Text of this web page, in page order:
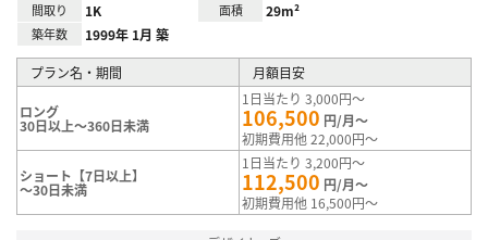
間取り 1K 面積 29m²
築年数 1999年 1月 築
プラン名・期間 月額目安
ロング
30日以上～360日未満
1日当たり 3,000円～
106,500 円/月～
初期費用他 22,000円～
ショート【7日以上】
～30日未満
1日当たり 3,200円～
112,500 円/月～
初期費用他 16,500円～